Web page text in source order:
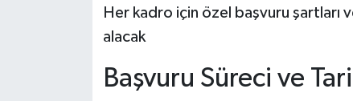
Her kadro için özel başvuru şartları
alacak
Başvuru Süreci ve